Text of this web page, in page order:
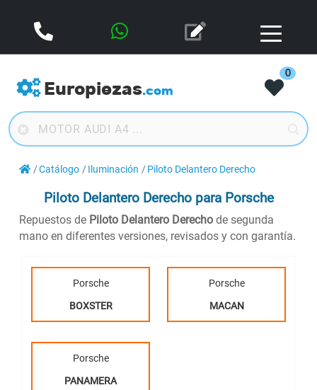
Europiezas.com
0
Catálogo Iluminación Piloto Delantero Derecho
Piloto Delantero Derechopara Porsche
Repuestos de Piloto Delantero Derecho de segunda
mano en diferentes versiones, revisados y con garantía.
Porsche
BOXSTER
Porsche
MACAN
Porsche
PANAMERA